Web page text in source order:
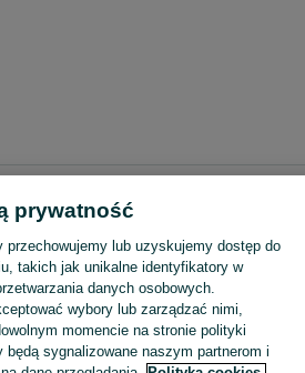
- Starachowice
,basen z kulkami,zabawki ogrodowe,zabawki
Zobacz
prywatność
przechowujemy lub uzyskujemy dostęp do
takich jak unikalne identyfikatory w
danych osobowych.
wybory lub zarządzać nimi,
momencie na stronie polityki
będą sygnalizowane naszym partnerom i